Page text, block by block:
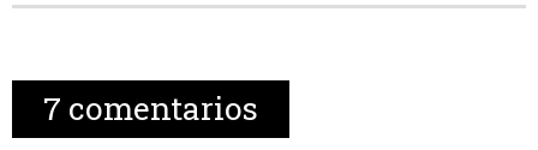
7 comentarios